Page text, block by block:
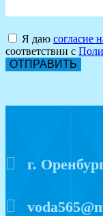
Я даю согласие
соответствии с
ОТПРАВИТЬ
г.